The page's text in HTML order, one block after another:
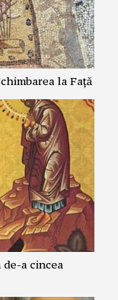
la Față
de-a cincea